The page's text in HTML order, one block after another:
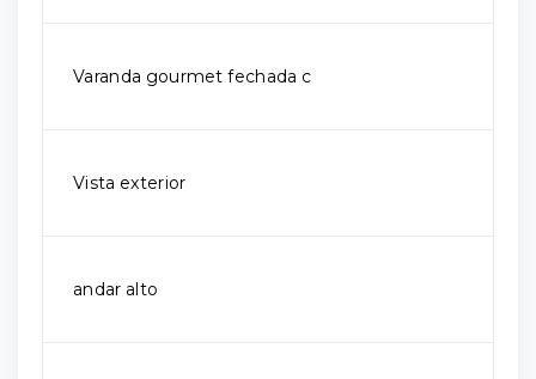
Varanda gourmet fechada c
Vista exterior
andar alto